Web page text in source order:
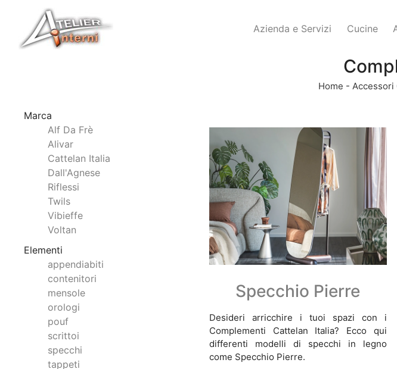
Azienda e Servizi Cucine
Home - Accessori
Marca
Alf Da Frè
Alivar
Cattelan Italia
Dall'Agnese
Riflessi
Twils
Vibieffe
Voltan
Elementi
appendiabiti
contenitori
mensole
orologi
pouf
scrittoi
specchi
tappeti
Specchio Pierre
Desideri arricchire i tuoi spazi con i
Complementi Cattelan Italia? Ecco qui
differenti modelli di specchi in legno
come Specchio Pierre.